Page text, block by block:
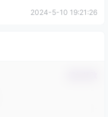
2024-5-10 19:21:26